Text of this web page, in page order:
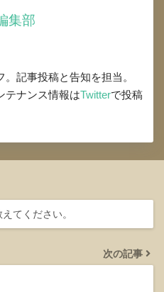
集部
記事投稿と告知を担当。
テナンス情報はTwitterで投稿
てください。
次の記事